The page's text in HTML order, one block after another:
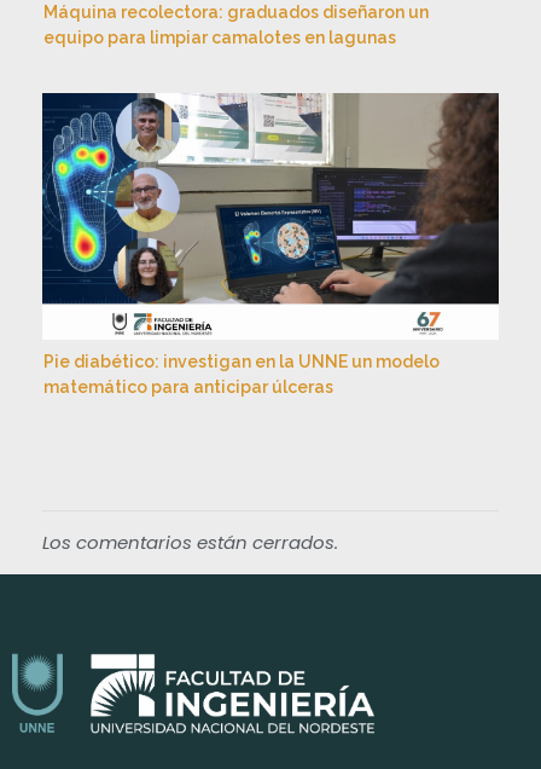
Máquina recolectora: graduados diseñaron un
equipo para limpiar camalotes en lagunas
Pie diabético: investigan en la UNNE un modelo
matemático para anticipar úlceras
Los comentarios están cerrados.